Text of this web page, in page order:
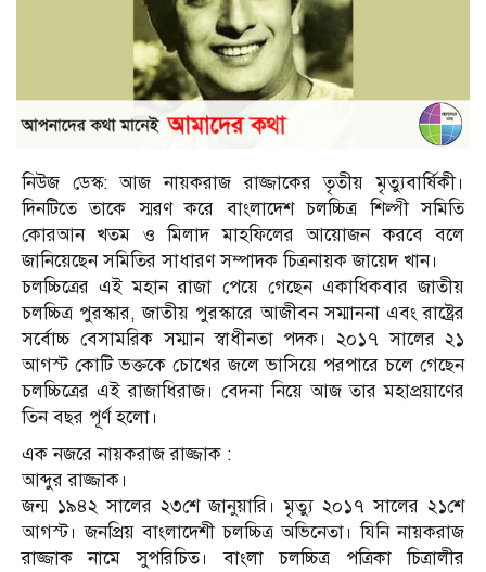
নিউজ ডেস্ক: আজ নায়করাজ রাজ্জাকের তৃতীয় মৃত্যুবার্ষিকী।
দিনটিতে তাকে স্মরণ করে বাংলাদেশ চলচ্চিত্র শিল্পী সমিতি
কোরআন খতম ও মিলাদ মাহফিলের আয়োজন করবে বলে
জানিয়েছেন সমিতির সাধারণ সম্পাদক চিত্রনায়ক জায়েদ খান।
চলচ্চিত্রের এই মহান রাজা পেয়ে গেছেন একাধিকবার জাতীয়
চলচ্চিত্র পুরস্কার, জাতীয় পুরস্কারে আজীবন সম্মাননা এবং রাষ্ট্রের
সর্বোচ্চ বেসামরিক সম্মান স্বাধীনতা পদক। ২০১৭ সালের ২১
আগস্ট কোটি ভক্তকে চোখের জলে ভাসিয়ে পরপারে চলে গেছেন
চলচ্চিত্রের এই রাজাধিরাজ। বেদনা নিয়ে আজ তার মহাপ্রয়াণের
তিন বছর পূর্ণ হলো।
এক নজরে নায়করাজ রাজ্জাক :
আব্দুর রাজ্জাক।
জন্ম ১৯৪২ সালের ২৩শে জানুয়ারি। মৃত্যু ২০১৭ সালের ২১শে
আগস্ট। জনপ্রিয় বাংলাদেশী চলচ্চিত্র অভিনেতা। যিনি নায়করাজ
রাজ্জাক নামে সুপরিচিত। বাংলা চলচ্চিত্র পত্রিকা চিত্রালীর